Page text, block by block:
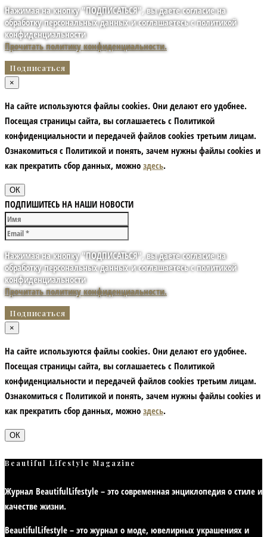
Нажимая на кнопку "ПОДПИСАТЬСЯ", вы даете согласие на
обработку персональных данных и соглашаетесь с политикой
конфиденциальности
Прочитать политику конфиденциальности.
×
На сайте используются файлы cookies. Они делают его удобнее.
Посещая страницы сайта, вы соглашаетесь с Политикой
конфиденциальности и передачей файлов cookies третьим лицам.
Ознакомиться с Политикой и понять, зачем нужны файлы сookies и
как прекратить сбор данных, можно здесь.
ОК
ПОДПИШИТЕСЬ НА НАШИ НОВОСТИ
Нажимая на кнопку "ПОДПИСАТЬСЯ", вы даете согласие на
обработку персональных данных и соглашаетесь с политикой
конфиденциальности
Прочитать политику конфиденциальности.
×
На сайте используются файлы cookies. Они делают его удобнее.
Посещая страницы сайта, вы соглашаетесь с Политикой
конфиденциальности и передачей файлов cookies третьим лицам.
Ознакомиться с Политикой и понять, зачем нужны файлы сookies и
как прекратить сбор данных, можно здесь.
ОК
Beautiful Lifestyle Magazine
Журнал BeautifulLifestyle – это современная энциклопедия о стиле и
качестве жизни.
BeautifulLifestyle – это журнал о моде, ювелирных украшениях и